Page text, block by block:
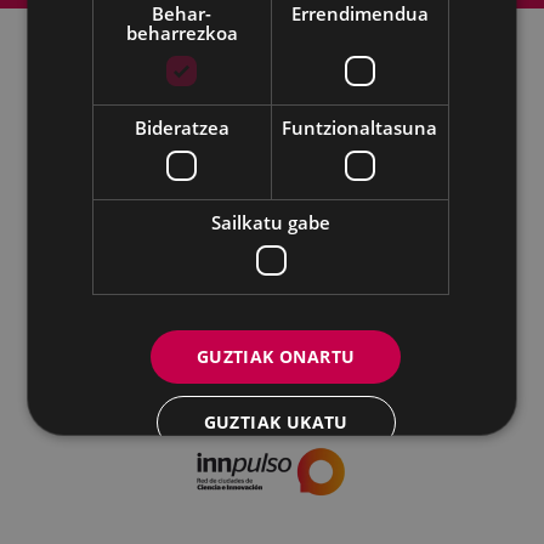
Kultura - Untzaga plaza, 1 | 20600 Eibar
943 70 84 39 / 943 70 84 00 (Pegora) | Faxa: 943 70 84
kultura@eibar.eus pegora@eibar.eus
IFZ: P2003100A | DIR3 L01200300
Behar-
beharrezkoa
Errendimendua
Bideratzea Funtzionaltasuna
Sailkatu gabe
GUZTIAK ONARTU
GUZTIAK UKATU
XEHETASUNAK ERAKUTSI